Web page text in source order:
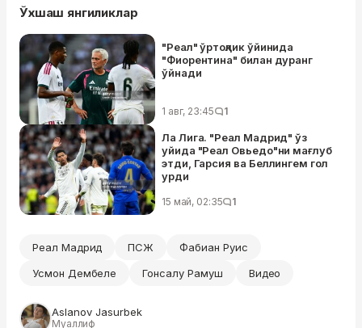
Ўхшаш янгиликлар
"Реал" ўртоқлик ўйинида
"Фиорентина" билан дуранг
ўйнади
1 авг, 23:45 1
Ла Лига. "Реал Мадрид" ўз
уйида "Реал Овьедо"ни мағлуб
этди, Гарсия ва Беллингем гол
урди
15 май, 02:35 1
Реал Мадрид ПСЖ
Фабиан Руис
Усмон Дембеле
Гонсалу Рамуш Видео
Aslanov Jasurbek
Муаллиф